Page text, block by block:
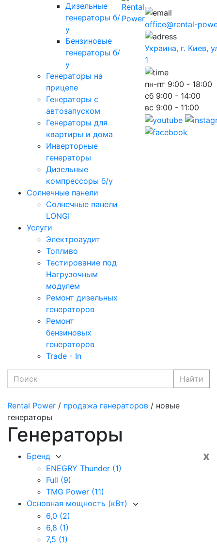
Дизельные
генераторы б/
у
Бензиновые
генераторы б/
у
Генераторы на
прицепе
Генераторы с
автозапуском
Генераторы для
квартиры и дома
Инверторные
генераторы
Дизельные
компрессоры б/у
Солнечные панели
Солнечные панели
LONGI
Услуги
Электроаудит
Топливо
Тестирование под
Нагрузочным
модулем
Ремонт дизельных
генераторов
Ремонт
бензиновых
генераторов
Trade - In
office@rental-
Украина, г. Киев,
1
пн-пт 9:00 - 18:00
сб 9:00 - 14:00
вс 9:00 - 11:00
Найти
Rental Power / продажа генераторов / новые
генераторы
Генераторы
x
Бренд
ENEGRY Thunder (1)
Full (9)
TMG Power (11)
Основная мощность (кВт)
6,0 (2)
6,8 (1)
7,5 (1)